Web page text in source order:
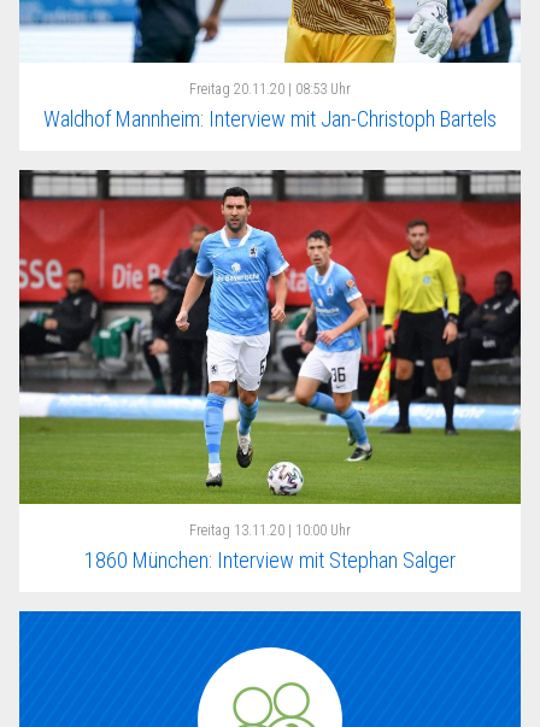
Freitag 20.11.20 | 08:53 Uhr
Waldhof Mannheim: Interview mit Jan-Christoph Bartels
Freitag 13.11.20 | 10:00 Uhr
1860 München: Interview mit Stephan Salger